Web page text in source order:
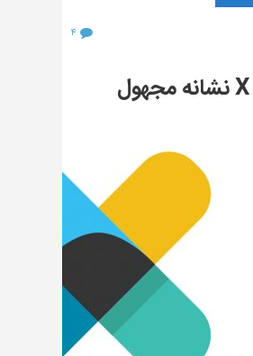
۴
چرا حرف X نشانه مجهول